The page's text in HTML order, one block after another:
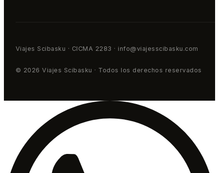
Viajes Scibasku · CICMA 2283 · info@viajesscibasku.com
© 2026 Viajes Scibasku · Todos los derechos reservados